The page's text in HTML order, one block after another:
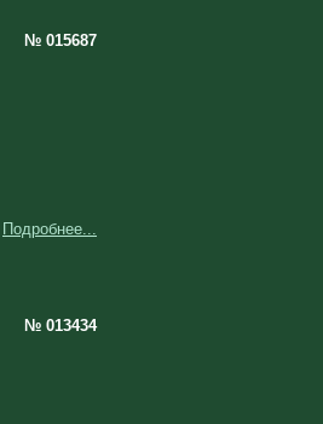
№ 015687
Подробнее...
№ 013434